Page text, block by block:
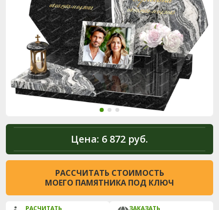
Цена: 6 872 руб.
РАССЧИТАТЬ СТОИМОСТЬ
МОЕГО ПАМЯТНИКА ПОД КЛЮЧ
РАСЧИТАТЬ
ЗАКАЗАТЬ